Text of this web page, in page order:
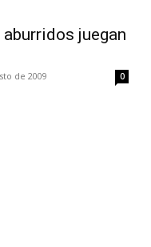
juegan
de 2009 0